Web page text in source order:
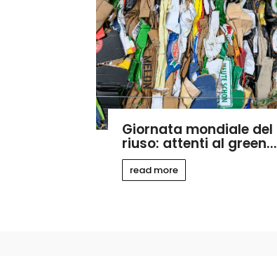
Giornata mondiale del
riuso: attenti al green...
read more